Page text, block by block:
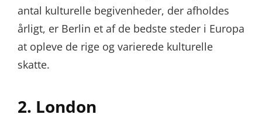
antal kulturelle begivenheder, der afholdes
årligt, er Berlin et af de bedste steder i Europa
at opleve de rige og varierede kulturelle
skatte.
2. London